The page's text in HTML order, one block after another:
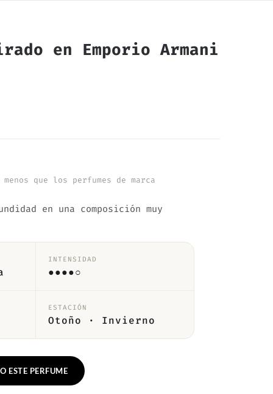
en Emporio Armani
que los perfumes de marca
en una composición muy
INTENSIDAD
●●●●○
ESTACIÓN
Otoño · Invierno
ESTE PERFUME